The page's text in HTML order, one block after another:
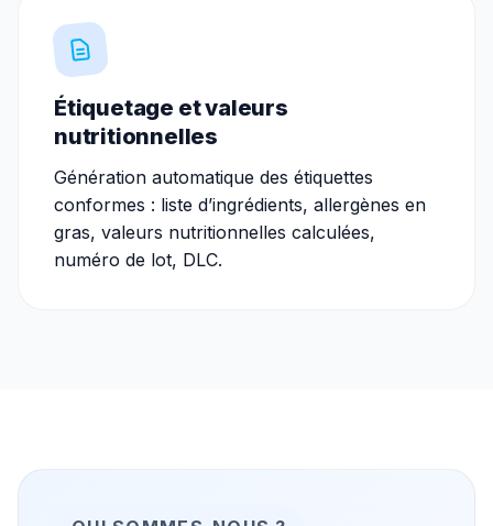
Étiquetage et valeurs
nutritionnelles
Génération automatique des étiquettes
conformes : liste d’ingrédients, allergènes en
gras, valeurs nutritionnelles calculées,
numéro de lot, DLC.